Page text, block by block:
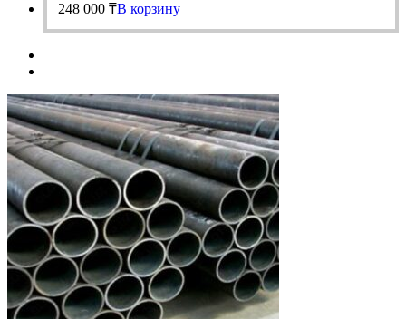
248 000 ₸В корзину